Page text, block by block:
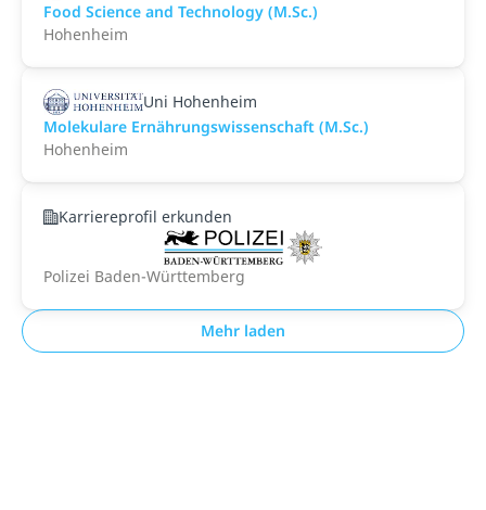
Food Science and Technology (M.Sc.)
Hohenheim
Uni Hohenheim
Molekulare Ernährungswissenschaft (M.Sc.)
Hohenheim
Karriereprofil erkunden
Polizei Baden-Württemberg
Mehr laden